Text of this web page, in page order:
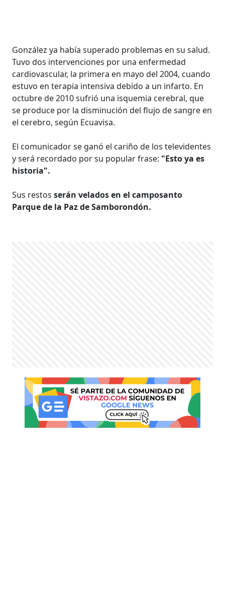
González ya había superado problemas en su salud.
Tuvo dos intervenciones por una enfermedad
cardiovascular, la primera en mayo del 2004, cuando
estuvo en terapia intensiva debido a un infarto. En
octubre de 2010 sufrió una isquemia cerebral, que
se produce por la disminución del flujo de sangre en
el cerebro, según Ecuavisa.
El comunicador se ganó el cariño de los televidentes
y será recordado por su popular frase: "Esto ya es
historia".
Sus restosserán velados en el camposanto
Parque de la Paz de Samborondón.